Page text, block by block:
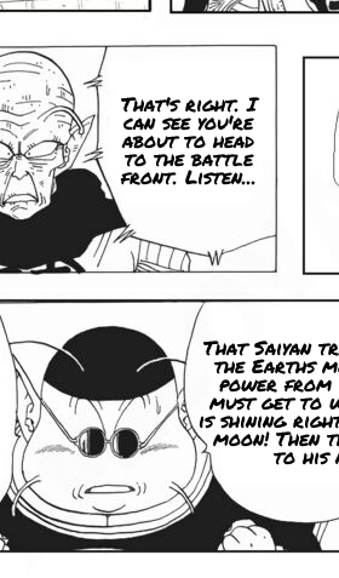
That's right. I
can see you're
about to head
to the battle
front. Listen...
That Saiyan
the Earths
power from
must get to
is shining
moon!
to his